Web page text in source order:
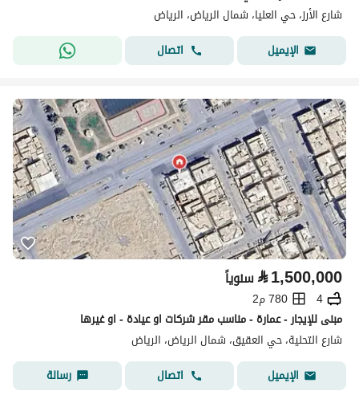
شارع الأرز، حي العليا، شمال الرياض، الرياض
الإيميل
اتصال
⃁1,500,000 سنوياً
4
780 م2
مبنى للإيجار - عمارة - مناسب مقر شركات او عيادة - او غيرها
شارع التحلية، حي العقيق، شمال الرياض، الرياض
الإيميل
اتصال رسالة